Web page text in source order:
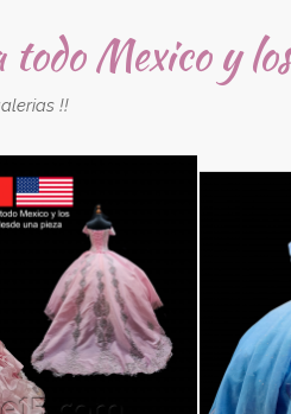
todo Mexico y
!!